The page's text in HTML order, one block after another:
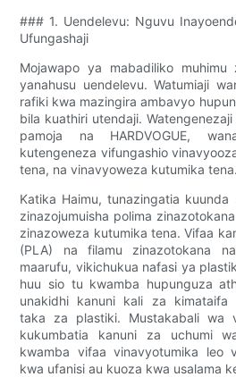
### 1. Uendelevu: Nguvu
Ufungashaji
Mojawapo ya mabadiliko muhimu
yanahusu uendelevu. Watumiaji
rafiki kwa mazingira ambavyo
bila kuathiri utendaji.
pamoja na HARDVOGUE,
kutengeneza vifungashio
tena, na vinavyoweza kutumika tena.
Katika Haimu, tunazingatia kuunda
zinazojumuisha polima
zinazoweza kutumika tena. Vifaa
(PLA) na filamu zinazotokana
maarufu, vikichukua nafasi ya
huu sio tu kwamba hupunguza
unakidhi kanuni kali za kimataifa
taka za plastiki. Mustakabali wa
kukumbatia kanuni za uchumi
kwamba vifaa vinavyotumika leo
kwa ufanisi au kuoza kwa usalama